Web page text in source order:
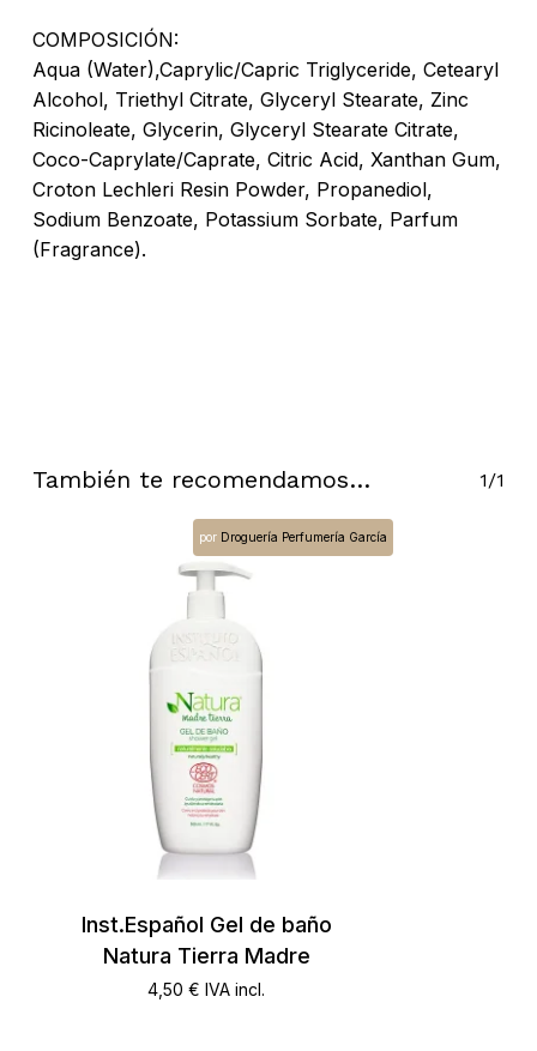
No hay productos en el carrito.
Go To Shop
COMPOSICIÓN:
Aqua (Water),Caprylic/Capric Triglyceride, Cetearyl
Alcohol, Triethyl Citrate, Glyceryl Stearate, Zinc
Ricinoleate, Glycerin, Glyceryl Stearate Citrate,
Coco-Caprylate/Caprate, Citric Acid, Xanthan Gum,
Croton Lechleri Resin Powder, Propanediol,
Sodium Benzoate, Potassium Sorbate, Parfum
(Fragrance).
También te recomendamos… 1/1
Inst.Español Gel de baño
Natura Tierra Madre
4,50€ IVA incl.
por Droguería Perfumería García